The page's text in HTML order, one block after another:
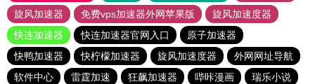
旋风加速器
免费vps加速器外网苹果版
旋风加速度器
快连加速器
快连加速器官网入口
原子加速器
快鸭加速器
快柠檬加速器 旋风加速度器
外网网址导航
软件中心
雷霆加速 狂飙加速器 哔咔漫画 瑞乐小说